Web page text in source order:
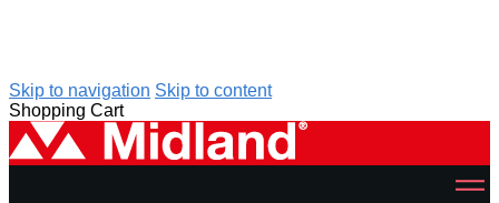
Skip to navigation Skip to content
Shopping Cart